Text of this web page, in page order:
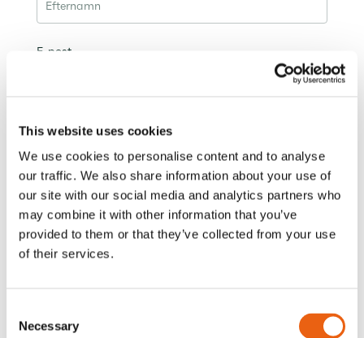
This website uses cookies
We use cookies to personalise content and to analyse
our traffic. We also share information about your use of
our site with our social media and analytics partners who
may combine it with other information that you’ve
provided to them or that they’ve collected from your use
of their services.
Selection
Necessary
E-post
Meddelande